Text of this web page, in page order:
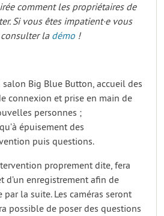
comment les propriétaires de
Si vous êtes impatient·e vous
consulter la démo !
salon Big Blue Button, accueil des
connexion et prise en main de
personnes ;
épuisement des
puis questions.
proprement dite, fera
d’un enregistrement afin de
la suite. Les caméras seront
possible de poser des questions